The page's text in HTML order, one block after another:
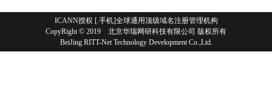
ICANN授权 [.手机]全球通用顶级域名注册管理机构
CopyRight © 2019 北京华瑞网研科技有限公司 版权所有
BeiJing RITT-Net Technology Development Co.,Ltd.